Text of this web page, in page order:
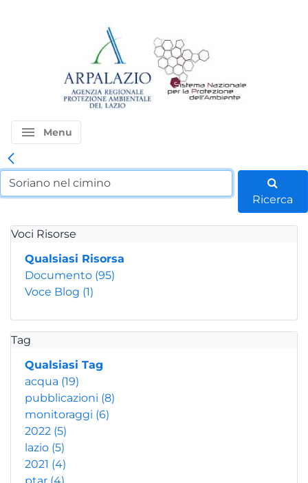
menu Menu
Ricerca
Voci Risorse
Qualsiasi Risorsa
Documento (95)
Voce Blog (1)
Tag
Qualsiasi Tag
acqua (19)
pubblicazioni (8)
monitoraggi (6)
2022 (5)
lazio (5)
2021 (4)